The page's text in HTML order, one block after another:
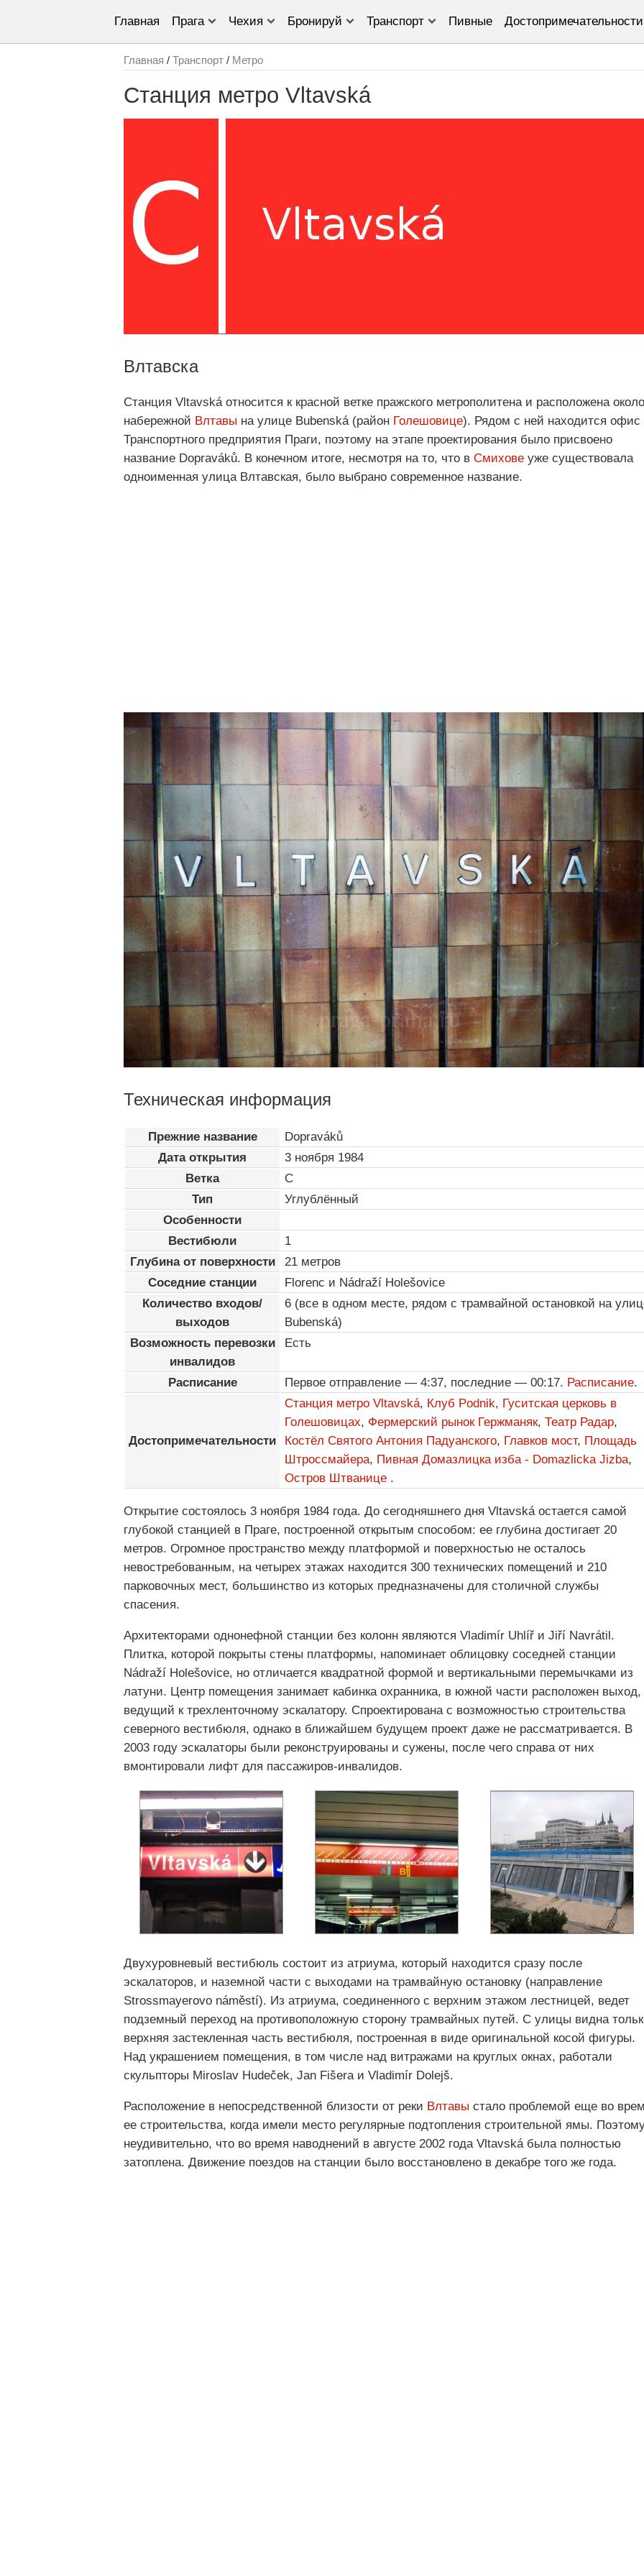
Главная Прага Чехия Бронируй Транспорт Пивные Достопримечательности
Главная / Транспорт / Метро
Станция метро Vltavská
Влтавска
Станция Vltavská относится к красной ветке пражского метрополитена и расположена около
набережной Влтавы на улице Bubenská (район Голешовице). Рядом с ней находится офис
Транспортного предприятия Праги, поэтому на этапе проектирования было присвоено
название Dopraváků. В конечном итоге, несмотря на то, что в Смихове уже существовала
одноименная улица Влтавская, было выбрано современное название.
Техническая информация
Прежние название
Dopraváků
Дата открытия
3 ноября 1984
Ветка
C
Тип
Углублённый
Особенности
Вестибюли
1
Глубина от поверхности
21 метров
Соседние станции
Florenc и Nádraží Holešovice
Количество входов/
выходов
6 (все в одном месте, рядом с трамвайной остановкой на
Bubenská)
Возможность перевозки
инвалидов
Есть
Расписание Первое отправление — 4:37, последние — 00:17. Расписание.
Достопримечательности
Станция метро Vltavská, Клуб Podnik, Гуситская церковь в
Голешовицах, Фермерский рынок Гержманяк, Театр Радар,
Костёл Святого Антония Падуанского, Главков мост, Площадь
Штроссмайера, Пивная Домазлицка изба - Domazlicka Jizba,
Остров Штванице .
Открытие состоялось 3 ноября 1984 года. До сегодняшнего дня Vltavská остается самой
глубокой станцией в Праге, построенной открытым способом: ее глубина достигает 20
метров. Огромное пространство между платформой и поверхностью не осталось
невостребованным, на четырех этажах находится 300 технических помещений и 210
парковочных мест, большинство из которых предназначены для столичной службы
спасения.
Архитекторами однонефной станции без колонн являются Vladimír Uhlíř и Jiří Navrátil.
Плитка, которой покрыты стены платформы, напоминает облицовку соседней станции
Nádraží Holešovice, но отличается квадратной формой и вертикальными перемычками из
латуни. Центр помещения занимает кабинка охранника, в южной части расположен выход,
ведущий к трехленточному эскалатору. Спроектирована с возможностью строительства
северного вестибюля, однако в ближайшем будущем проект даже не рассматривается. В
2003 году эскалаторы были реконструированы и сужены, после чего справа от них
вмонтировали лифт для пассажиров-инвалидов.
Двухуровневый вестибюль состоит из атриума, который находится сразу после
эскалаторов, и наземной части с выходами на трамвайную остановку (направление
Strossmayerovo náměstí). Из атриума, соединенного с верхним этажом лестницей, ведет
подземный переход на противоположную сторону трамвайных путей. С улицы видна
верхняя застекленная часть вестибюля, построенная в виде оригинальной косой фигуры.
Над украшением помещения, в том числе над витражами на круглых окнах, работали
скульпторы Miroslav Hudeček, Jan Fišera и Vladimír Dolejš.
Расположение в непосредственной близости от реки Влтавы стало проблемой еще во
ее строительства, когда имели место регулярные подтопления строительной ямы.
неудивительно, что во время наводнений в августе 2002 года Vltavská была полностью
затоплена. Движение поездов на станции было восстановлено в декабре того же года.